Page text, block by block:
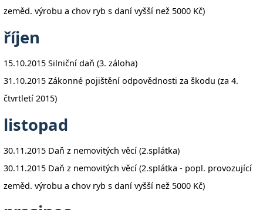
zeměd. výrobu a chov ryb s daní vyšší než 5000 Kč)
říjen
15.10.2015 Silniční daň (3. záloha)
31.10.2015 Zákonné pojištění odpovědnosti za škodu (za 4.
čtvrtletí 2015)
listopad
30.11.2015 Daň z nemovitých věcí (2.splátka)
30.11.2015 Daň z nemovitých věcí (2.splátka - popl. provozující
zeměd. výrobu a chov ryb s daní vyšší než 5000 Kč)